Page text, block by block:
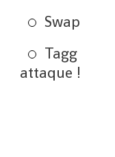
Swap
Tagg
attaque !